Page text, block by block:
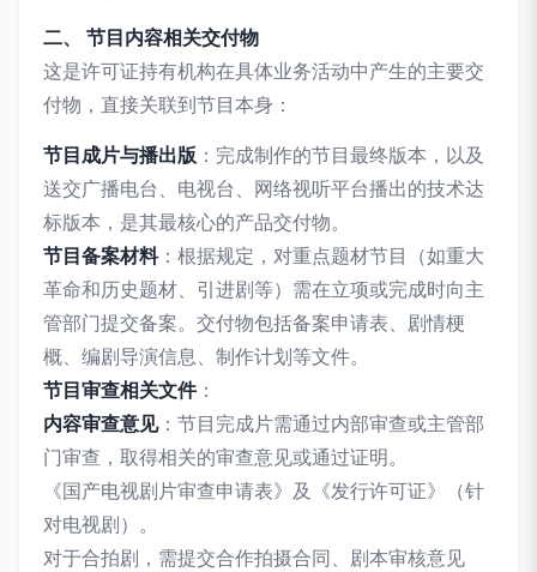
二、 节目内容相关交付物
这是许可证持有机构在具体业务活动中产生的主要交
付物，直接关联到节目本身：
节目成片与播出版 ：完成制作的节目最终版本，以及
送交广播电台、电视台、网络视听平台播出的技术达
标版本，是其最核心的产品交付物。
节目备案材料：根据规定，对重点题材节目（如重大
革命和历史题材、引进剧等）需在立项或完成时向主
管部门提交备案。交付物包括备案申请表、剧情梗
概、编剧导演信息、制作计划等文件。
节目审查相关文件：
内容审查意见：节目完成片需通过内部审查或主管部
门审查，取得相关的审查意见或通过证明。
《国产电视剧片审查申请表》及《发行许可证》（针
对电视剧）。
对于合拍剧，需提交合作拍摄合同、剧本审核意见